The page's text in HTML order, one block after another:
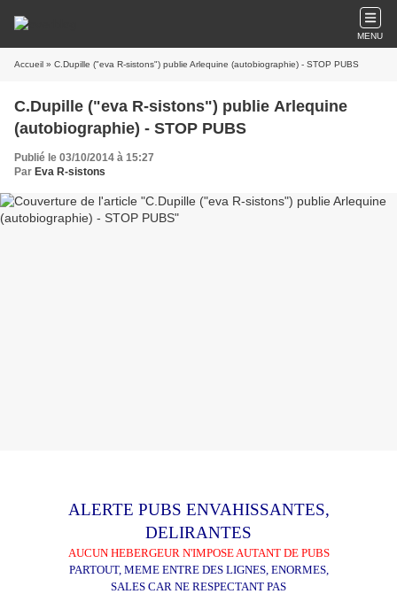
MENU
Accueil » C.Dupille ("eva R-sistons") publie Arlequine (autobiographie) - STOP PUBS
C.Dupille ("eva R-sistons") publie Arlequine
(autobiographie) - STOP PUBS
Publié le 03/10/2014 à 15:27
Par Eva R-sistons
ALERTE PUBS ENVAHISSANTES,
DELIRANTES
AUCUN HEBERGEUR N'IMPOSE AUTANT DE PUBS
PARTOUT, MEME ENTRE DES LIGNES, ENORMES,
SALES CAR NE RESPECTANT PAS